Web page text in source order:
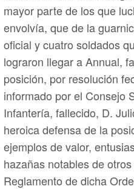
mayor parte de los que
envolvía, que de la
oficial y cuatro soldados
lograron llegar a Annual,
posición, por resolución
informado por el Consejo
Infantería, fallecido, D.
heroica defensa de la
ejemplos de valor,
hazañas notables de
Reglamento de dicha